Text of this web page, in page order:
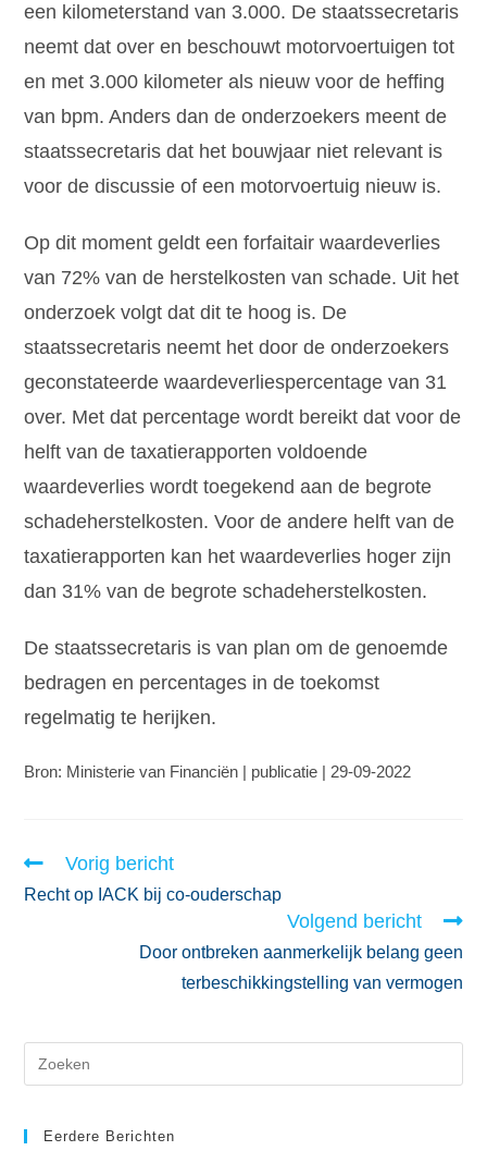
een kilometerstand van 3.000. De staatssecretaris
neemt dat over en beschouwt motorvoertuigen tot
en met 3.000 kilometer als nieuw voor de heffing
van bpm. Anders dan de onderzoekers meent de
staatssecretaris dat het bouwjaar niet relevant is
voor de discussie of een motorvoertuig nieuw is.
Op dit moment geldt een forfaitair waardeverlies
van 72% van de herstelkosten van schade. Uit het
onderzoek volgt dat dit te hoog is. De
staatssecretaris neemt het door de onderzoekers
geconstateerde waardeverliespercentage van 31
over. Met dat percentage wordt bereikt dat voor de
helft van de taxatierapporten voldoende
waardeverlies wordt toegekend aan de begrote
schadeherstelkosten. Voor de andere helft van de
taxatierapporten kan het waardeverlies hoger zijn
dan 31% van de begrote schadeherstelkosten.
De staatssecretaris is van plan om de genoemde
bedragen en percentages in de toekomst
regelmatig te herijken.
Bron: Ministerie van Financiën | publicatie | 29-09-2022
Vorig bericht
Recht op IACK bij co-ouderschap
Volgend bericht
Door ontbreken aanmerkelijk belang geen
terbeschikkingstelling van vermogen
Eerdere Berichten